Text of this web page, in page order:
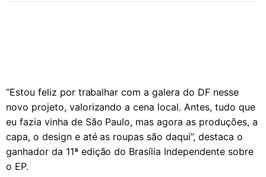
“Estou feliz por trabalhar com a galera do DF nesse
novo projeto, valorizando a cena local. Antes, tudo que
eu fazia vinha de São Paulo, mas agora as produções, a
capa, o design e até as roupas são daqui”, destaca o
ganhador da 11ª edição do Brasília Independente sobre
o EP.